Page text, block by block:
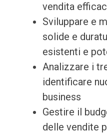
vendita
Sviluppare e
solide e
esistenti e
Analizzare i
identificare
business
Gestire il
delle vendite